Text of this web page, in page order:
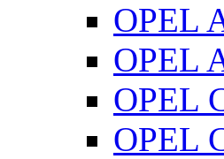
OPEL
OPEL
OPEL
OPEL